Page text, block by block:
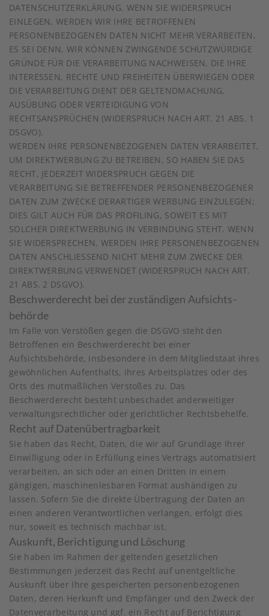
DATENSCHUTZERKLÄRUNG. WENN SIE WIDERSPRUCH
EINLEGEN, WERDEN WIR IHRE BETROFFENEN
PERSONENBEZOGENEN DATEN NICHT MEHR VERARBEITEN,
ES SEI DENN, WIR KÖNNEN ZWINGENDE SCHUTZWÜRDIGE
GRÜNDE FÜR DIE VERARBEITUNG NACHWEISEN, DIE IHRE
INTERESSEN, RECHTE UND FREIHEITEN ÜBERWIEGEN ODER
DIE VERARBEITUNG DIENT DER GELTENDMACHUNG,
AUSÜBUNG ODER VERTEIDIGUNG VON
RECHTSANSPRÜCHEN (WIDERSPRUCH NACH ART. 21 ABS. 1
DSGVO).
WERDEN IHRE PERSONENBEZOGENEN DATEN VERARBEITET,
UM DIREKTWERBUNG ZU BETREIBEN, SO HABEN SIE DAS
RECHT, JEDERZEIT WIDERSPRUCH GEGEN DIE
VERARBEITUNG SIE BETREFFENDER PERSONENBEZOGENER
DATEN ZUM ZWECKE DERARTIGER WERBUNG EINZULEGEN;
DIES GILT AUCH FÜR DAS PROFILING, SOWEIT ES MIT
SOLCHER DIREKTWERBUNG IN VERBINDUNG STEHT. WENN
SIE WIDERSPRECHEN, WERDEN IHRE PERSONENBEZOGENEN
DATEN ANSCHLIESSEND NICHT MEHR ZUM ZWECKE DER
DIREKTWERBUNG VERWENDET (WIDERSPRUCH NACH ART.
21 ABS. 2 DSGVO).
Beschwerde­recht bei der zuständigen Aufsichts­
behörde
Im Falle von Verstößen gegen die DSGVO steht den
Betroffenen ein Beschwerderecht bei einer
Aufsichtsbehörde, insbesondere in dem Mitgliedstaat ihres
gewöhnlichen Aufenthalts, ihres Arbeitsplatzes oder des
Orts des mutmaßlichen Verstoßes zu. Das
Beschwerderecht besteht unbeschadet anderweitiger
verwaltungsrechtlicher oder gerichtlicher Rechtsbehelfe.
Recht auf Daten­übertrag­barkeit
Sie haben das Recht, Daten, die wir auf Grundlage Ihrer
Einwilligung oder in Erfüllung eines Vertrags automatisiert
verarbeiten, an sich oder an einen Dritten in einem
gängigen, maschinenlesbaren Format aushändigen zu
lassen. Sofern Sie die direkte Übertragung der Daten an
einen anderen Verantwortlichen verlangen, erfolgt dies
nur, soweit es technisch machbar ist.
Auskunft, Berichtigung und Löschung
Sie haben im Rahmen der geltenden gesetzlichen
Bestimmungen jederzeit das Recht auf unentgeltliche
Auskunft über Ihre gespeicherten personenbezogenen
Daten, deren Herkunft und Empfänger und den Zweck der
Datenverarbeitung und ggf. ein Recht auf Berichtigung